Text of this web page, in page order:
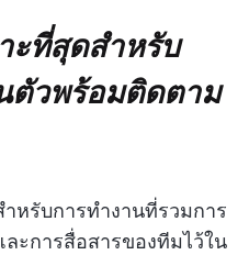
ะที่สุดสำหรับ
ตัวพร้อมติดตาม
หรับการทำงานที่รวมการ
ละการสื่อสารของทีมไว้ใน